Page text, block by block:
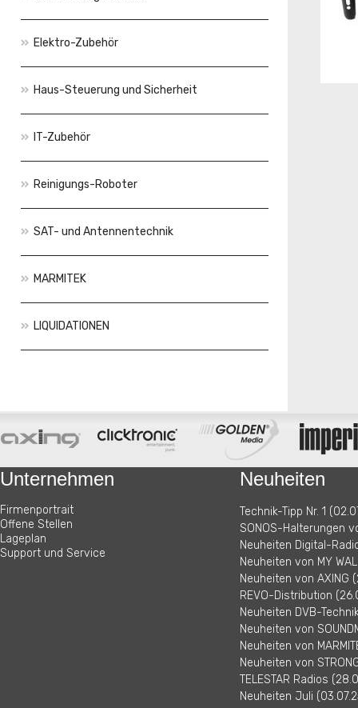
Elektro-Zubehör
Haus-Steuerung und Sicherheit
IT-Zubehör
Reinigungs-Roboter
SAT- und Antennentechnik
MARMITEK
LIQUIDATIONEN
Unternehmen
Firmenportrait
Offene Stellen
Lageplan
Support und Service
Neuheiten
Technik-Tipp Nr. 1
SONOS-Halterungen
Neuheiten Digital-
Neuheiten von MY
Neuheiten von AXING
REVO-Distribution
Neuheiten DVB-
Neuheiten von
Neuheiten von
Neuheiten von
TELESTAR Radios
Neuheiten Juli